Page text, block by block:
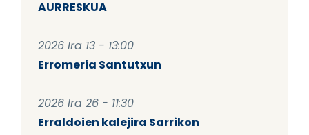
AURRESKUA
2026 Ira 13 - 13:00
Erromeria Santutxun
2026 Ira 26 - 11:30
Erraldoien kalejira Sarrikon